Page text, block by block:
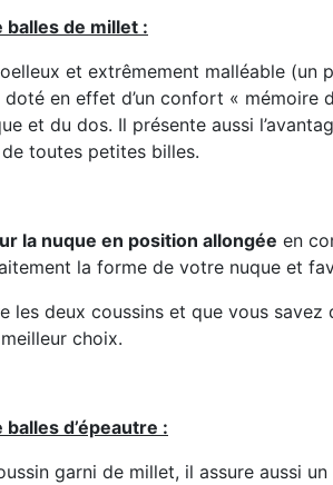
balles de millet :
et extrêmement malléable (un
en effet d’un confort « mémoire
et du dos. Il présente aussi
toutes petites billes.
la nuque en position allongée en
la forme de votre nuque et
les deux coussins et que vous
choix.
d’épeautre :
garni de millet, il assure aussi